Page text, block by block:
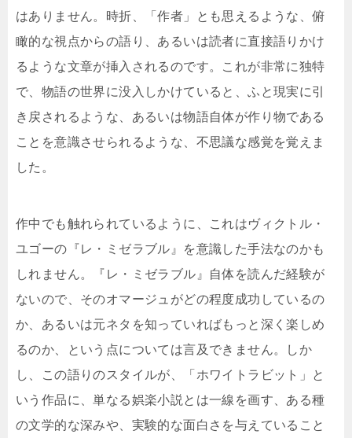
はありません。時折、「作者」とも思えるような、俯
瞰的な視点からの語り、あるいは読者に直接語りかけ
るような文章が挿入されるのです。これが非常に独特
で、物語の世界に没入しかけていると、ふと現実に引
き戻されるような、あるいは物語自体が作り物である
ことを意識させられるような、不思議な感覚を覚えま
した。
作中でも触れられているように、これはヴィクトル・
ユゴーの『レ・ミゼラブル』を意識した手法なのかも
しれません。『レ・ミゼラブル』自体を読んだ経験が
ないので、そのオマージュがどの程度成功しているの
か、あるいは元ネタを知っていればもっと深く楽しめ
るのか、という点については言及できません。しか
し、この語りのスタイルが、「ホワイトラビット」と
いう作品に、単なる娯楽小説とは一線を画す、ある種
の文学的な深みや、実験的な面白さを与えていること